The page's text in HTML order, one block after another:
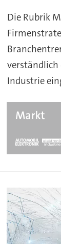
Die Rubrik
verständlich
Industrie